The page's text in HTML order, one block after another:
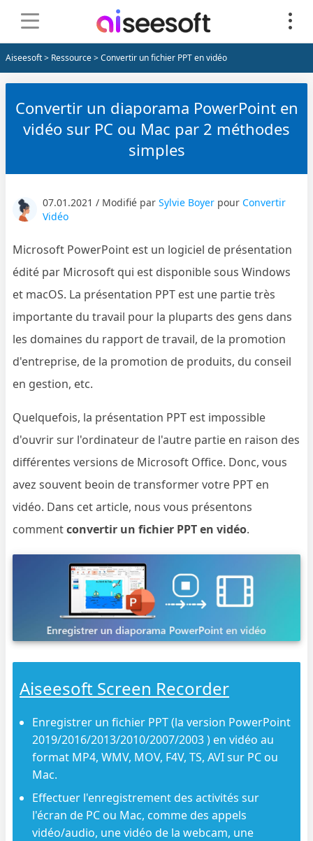
Aiseesoft> Ressource> Convertir un fichier PPT en vidéo
Convertir un diaporama PowerPoint en
vidéo sur PC ou Mac par 2 méthodes
simples
07.01.2021 / Modifié parSylvie Boyer pourConvertir
Vidéo
Microsoft PowerPoint est un logiciel de présentation
édité par Microsoft qui est disponible sous Windows
et macOS. La présentation PPT est une partie très
importante du travail pour la pluparts des gens dans
les domaines du rapport de travail, de la promotion
d'entreprise, de la promotion de produits, du conseil
en gestion, etc.
Quelquefois, la présentation PPT est impossible
d'ouvrir sur l'ordinateur de l'autre partie en raison des
différentes versions de Microsoft Office. Donc, vous
avez souvent beoin de transformer votre PPT en
vidéo. Dans cet article, nous vous présentons
commentconvertir un fichier PPT en vidéo.
Aiseesoft Screen Recorder
Enregistrer un fichier PPT (la version PowerPoint
2019/2016/2013/2010/2007/2003 ) en vidéo au
format MP4, WMV, MOV, F4V, TS, AVI sur PC ou
Mac.
Effectuer l'enregistrement des activités sur
l'écran de PC ou Mac, comme des appels
vidéo/audio, une vidéo de la webcam, une